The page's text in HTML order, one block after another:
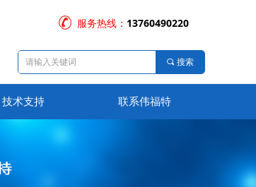
技术支持 联系伟福特
服务热线： 13760490220
끠 搜索